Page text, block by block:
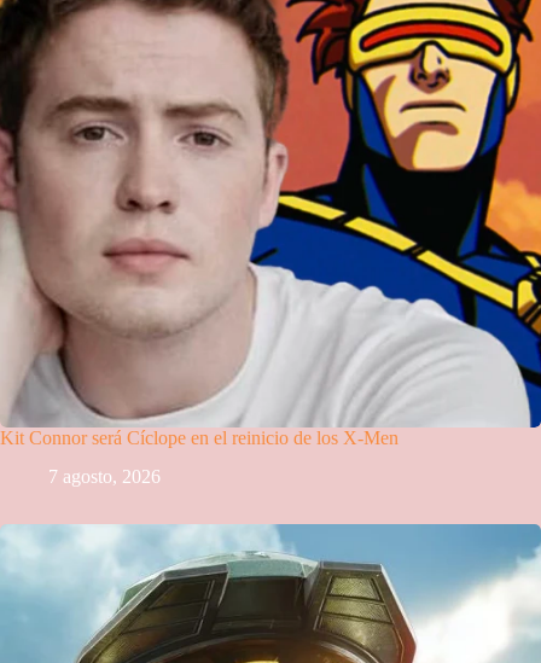
Kit Connor será Cíclope en el reinicio de los X-Men
7 agosto, 2026